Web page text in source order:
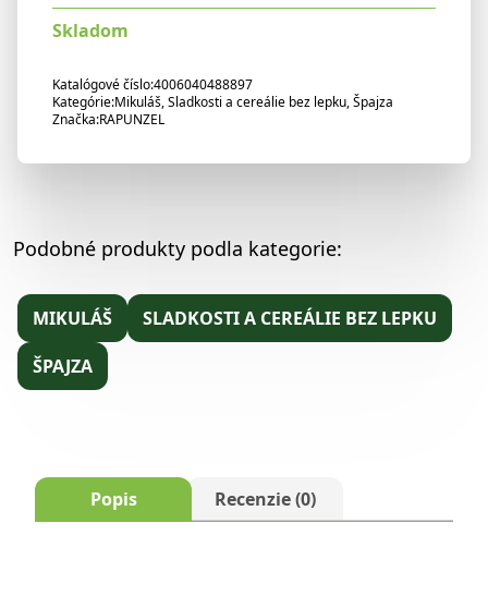
s
nugátovou
Nirwana
100g
Skladom
Katalógové číslo:4006040488897
Kategórie:Mikuláš,Sladkosti a cereálie bez lepku,Špajza
Značka:RAPUNZEL
Podobné produkty podla kategorie:
MIKULÁŠ
SLADKOSTI A CEREÁLIE BEZ LEPKU
ŠPAJZA
Popis Recenzie (0)